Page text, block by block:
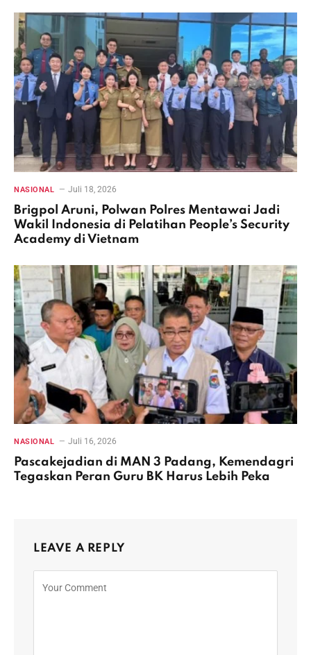
NASIONAL Juli 18, 2026
Brigpol Aruni, Polwan Polres Mentawai Jadi
Wakil Indonesia di Pelatihan People’s Security
Academy di Vietnam
NASIONAL Juli 16, 2026
Pascakejadian di MAN 3 Padang, Kemendagri
Tegaskan Peran Guru BK Harus Lebih Peka
LEAVE A REPLY